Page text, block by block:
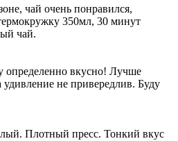
чай очень понравился,
350мл, 30 минут
чай.
определенно вкусно! Лучше
удивление не привередлив. Буду
Плотный пресс. Тонкий вкус